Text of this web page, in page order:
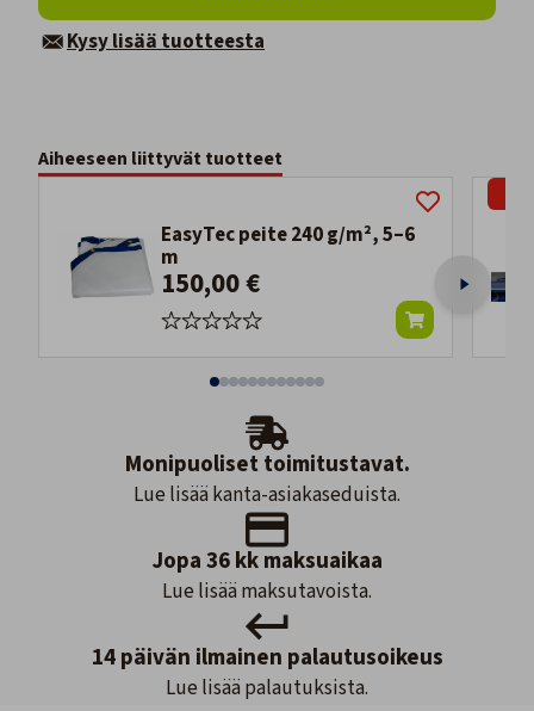
Kysy lisää tuotteesta
Aiheeseen liittyvät tuotteet
EasyTec peite 240 g/m², 5–6
m
150,00 €
Monipuoliset toimitustavat.
Lue lisää kanta-asiakaseduista.
Jopa 36 kk maksuaikaa
Lue lisää maksutavoista.
14 päivän ilmainen palautusoikeus
Lue lisää palautuksista.